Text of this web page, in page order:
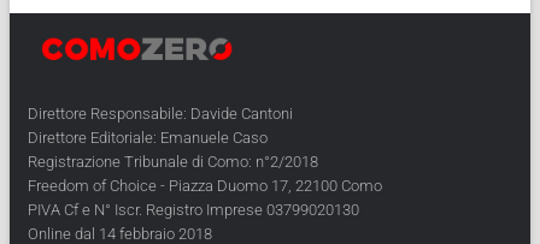
Direttore Responsabile: Davide Cantoni
Direttore Editoriale: Emanuele Caso
Registrazione Tribunale di Como: n°2/2018
Freedom of Choice - Piazza Duomo 17, 22100 Como
PIVA Cf e N° Iscr. Registro Imprese 03799020130
Online dal 14 febbraio 2018